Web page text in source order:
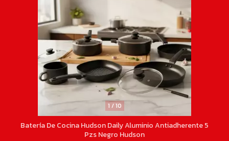
1 /10
Batería De Cocina Hudson Daily Aluminio Antiadherente 5
Pzs Negro Hudson